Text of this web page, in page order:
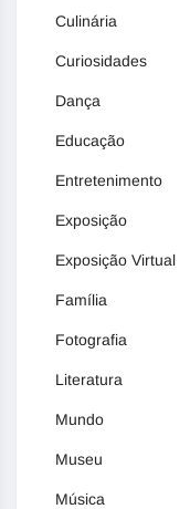
Culinária
Curiosidades
Dança
Educação
Entretenimento
Exposição
Exposição Virtual
Família
Fotografia
Literatura
Mundo
Museu
Música